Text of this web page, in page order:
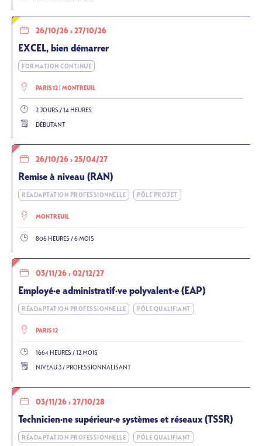
26/10/26 › 27/10/26
EXCEL, bien démarrer
FORMATION CONTINUE
PARIS 12 MONTREUIL
2 JOURS / 14 HEURES
DÉBUTANT
26/10/26 › 25/04/27
Remise à niveau (RAN)
RÉADAPTATION PROFESSIONNELLE PÔLE PROJET
MONTREUIL
806 HEURES / 6 MOIS
03/11/26 › 02/12/27
Employé·e administratif·ve polyvalent·e (EAP)
RÉADAPTATION PROFESSIONNELLE PÔLE QUALIFIANT
PARIS 12
1664 HEURES / 12 MOIS
NIVEAU 3 / PROFESSIONNALISANT
03/11/26 › 27/10/28
Technicien·ne supérieur·e systèmes et réseaux (TSSR)
RÉADAPTATION PROFESSIONNELLE PÔLE QUALIFIANT